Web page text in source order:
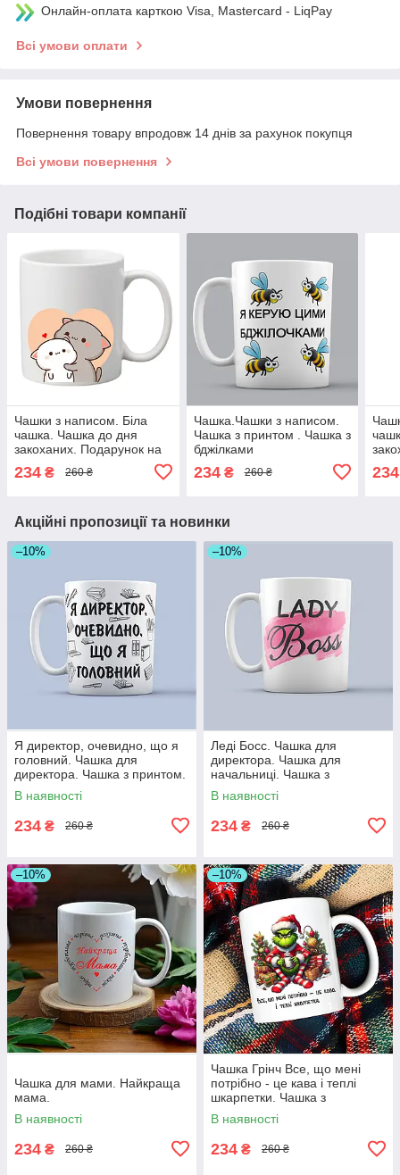
Онлайн-оплата карткою Visa, Mastercard - LiqPay
Всі умови оплати
Умови повернення
Повернення товару впродовж 14 днів за рахунок покупця
Всі умови повернення
Подібні товари компанії
Чашки з написом. Біла
чашка. Чашка до дня
закоханих. Подарунок на
234 ₴ 260 ₴
Чашка.Чашки з написом.
Чашка з принтом . Чашка з
бджілками
234₴ 260 ₴ 234
Акційні пропозиції та новинки
–10%
Я директор, очевидно, що я
головний. Чашка для
директора. Чашка з принтом.
В наявності
234 ₴ 260 ₴
–10%
Леді Босс. Чашка для
директора. Чашка для
начальниці. Чашка з
принтом.
В наявності
234 ₴ 260 ₴
–10%
Чашка для мами. Найкраща
мама.
В наявності
234 ₴ 260 ₴
–10%
Чашка Грінч Все, що мені
потрібно - це кава і теплі
шкарпетки. Чашка з
новорічним принтом.
В наявності
234 ₴ 260 ₴